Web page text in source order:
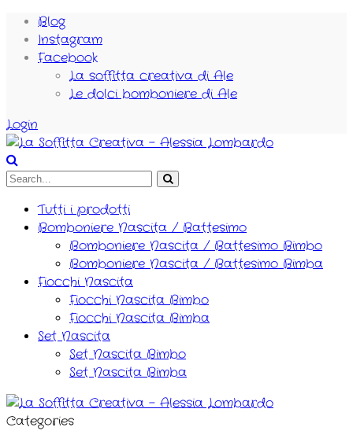
Blog
Instagram
Facebook
La soffitta creativa di Ale
Le dolci bomboniere di Ale
Login
Tutti i prodotti
Bomboniere Nascita / Battesimo
Bomboniere Nascita / Battesimo Bimbo
Bomboniere Nascita / Battesimo Bimba
Fiocchi Nascita
Fiocchi Nascita Bimbo
Fiocchi Nascita Bimba
Set Nascita
Set Nascita Bimbo
Set Nascita Bimba
Categories